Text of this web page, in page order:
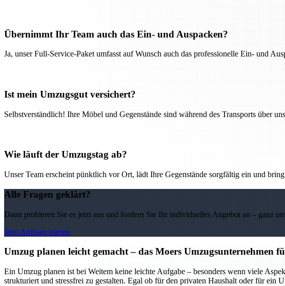
Übernimmt Ihr Team auch das Ein- und Auspacken?
Ja, unser Full-Service-Paket umfasst auf Wunsch auch das professionelle Ein- und
Ist mein Umzugsgut versichert?
Selbstverständlich! Ihre Möbel und Gegenstände sind während des Transports über
Wie läuft der Umzugstag ab?
Unser Team erscheint pünktlich vor Ort, lädt Ihre Gegenstände sorgfältig ein und
Alle Fragen geklärt?
Dann probieren Sie es jetzt aus und fordern Sie Ihr individuelles Angebot an – ganz
Jetzt Anfrage starten
Umzug planen leicht gemacht – das Moers Umzugsunternehmen
Ein Umzug planen ist bei Weitem keine leichte Aufgabe – besonders wenn viele
strukturiert und stressfrei zu gestalten. Egal ob für den privaten Haushalt oder für ein